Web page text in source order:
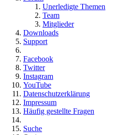
Unerledigte Themen
Team
Mitglieder
Downloads
Support
Facebook
Twitter
Instagram
YouTube
Datenschutzerklärung
Impressum
Häufig gestellte Fragen
Suche